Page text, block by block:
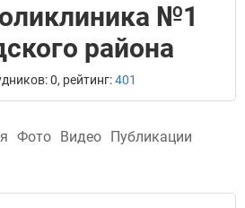
№1
района
0, рейтинг:401
Фото Видео Публикации